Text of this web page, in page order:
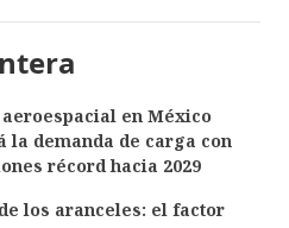
en México
la demanda de carga con
récord hacia 2029
los aranceles: el factor